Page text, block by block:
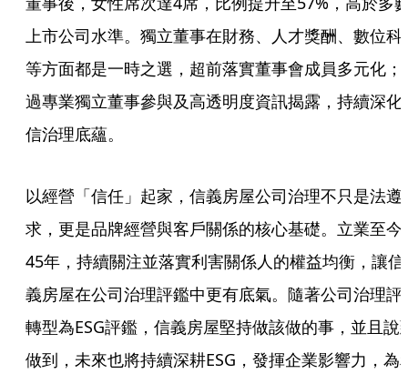
上市公司水準。獨立董事在財務、人才獎酬、數位科
等方面都是一時之選，超前落實董事會成員多元化；
過專業獨立董事參與及高透明度資訊揭露，持續深化
信治理底蘊。
以經營「信任」起家，信義房屋公司治理不只是法遵
求，更是品牌經營與客戶關係的核心基礎。立業至今
45年，持續關注並落實利害關係人的權益均衡，讓信
義房屋在公司治理評鑑中更有底氣。隨著公司治理評
轉型為ESG評鑑，信義房屋堅持做該做的事，並且說
做到，未來也將持續深耕ESG，發揮企業影響力，為